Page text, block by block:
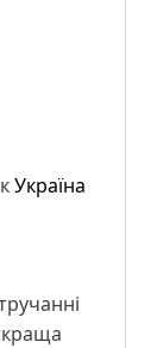
Україна